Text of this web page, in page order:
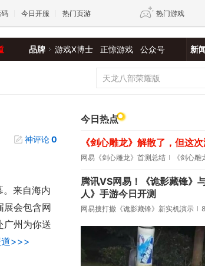
今日开服 热门页游 热门游戏
王权与自由 诛仙世界 新仙侠5
品牌 游戏X博士 正惊游戏 公众号 新
神评论0
来自海内
展会包含网
广州为你送
道>>>
今日热点
《剑心雕龙》解散了，但这
网易《剑心雕龙》首测总结 《剑心雕
腾讯VS网易！《诡影藏锋》
人》手游今日开测
网易搜打撤《诡影藏锋》新实机演示 8